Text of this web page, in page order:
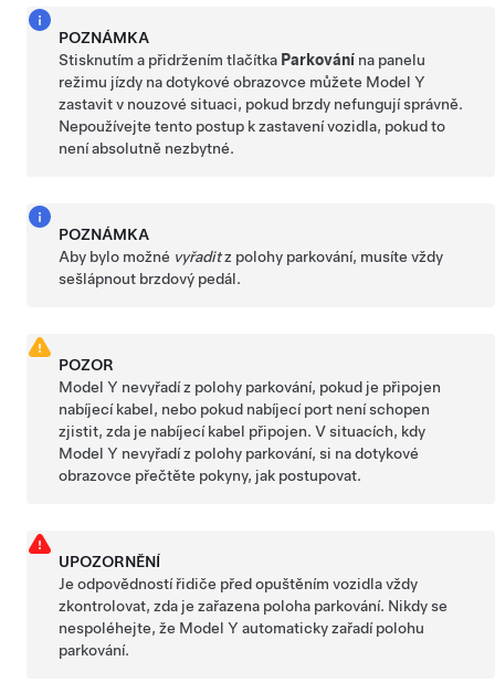
POZNÁMKA
Stisknutím a přidržením tlačítka Parkování na panelu
režimu jízdy na dotykové obrazovce můžete Model Y
zastavit v nouzové situaci, pokud brzdy nefungují správně.
Nepoužívejte tento postup k zastavení vozidla, pokud to
není absolutně nezbytné.
POZNÁMKA
Aby bylo možné vyřaditz polohy parkování, musíte vždy
sešlápnout brzdový pedál.
POZOR
Model Y nevyřadí z polohy parkování, pokud je připojen
nabíjecí kabel, nebo pokud nabíjecí port není schopen
zjistit, zda je nabíjecí kabel připojen. V situacích, kdy
Model Y nevyřadí z polohy parkování, si na dotykové
obrazovce přečtěte pokyny, jak postupovat.
UPOZORNĚNÍ
Je odpovědností řidiče před opuštěním vozidla vždy
zkontrolovat, zda je zařazena poloha parkování. Nikdy se
nespoléhejte, že Model Y automaticky zařadí polohu
parkování.